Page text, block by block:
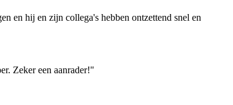
en hij en zijn collega's hebben ontzettend snel en
Zeker een aanrader!"